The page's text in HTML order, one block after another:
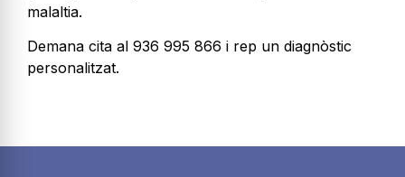
malaltia.
Demana cita al 936 995 866 i rep un diagnòstic
personalitzat.